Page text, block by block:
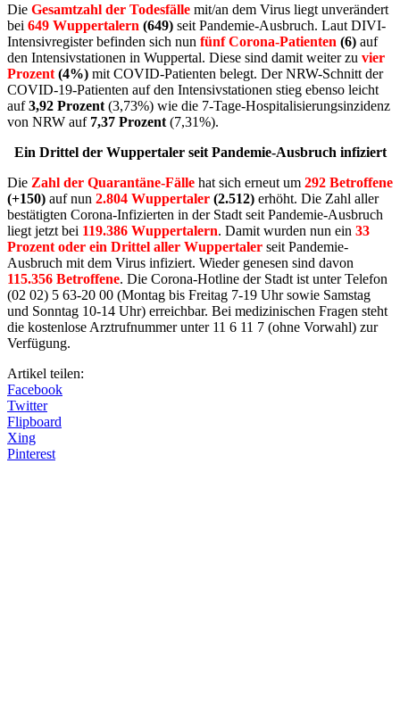
Die Gesamtzahl der Todesfälle mit/an dem Virus liegt unverändert
bei 649 Wuppertalern (649) seit Pandemie-Ausbruch. Laut DIVI-
Intensivregister befinden sich nun fünf Corona-Patienten (6) auf
den Intensivstationen in Wuppertal. Diese sind damit weiter zu vier
Prozent (4%) mit COVID-Patienten belegt. Der NRW-Schnitt der
COVID-19-Patienten auf den Intensivstationen stieg ebenso leicht
auf3,92 Prozent (3,73%) wie die 7-Tage-Hospitalisierungsinzidenz
von NRW auf 7,37 Prozent (7,31%).
Ein Drittel der Wuppertaler seit Pandemie-Ausbruch infiziert
Die Zahl der Quarantäne-Fälle hat sich erneut um 292 Betroffene
(+150) auf nun 2.804 Wuppertaler (2.512) erhöht. Die Zahl aller
bestätigten Corona-Infizierten in der Stadt seit Pandemie-Ausbruch
liegt jetzt bei 119.386 Wuppertalern. Damit wurden nun ein 33
Prozent oder ein Drittel aller Wuppertaler seit Pandemie-
Ausbruch mit dem Virus infiziert. Wieder genesen sind davon
115.356 Betroffene. Die Corona-Hotline der Stadt ist unter Telefon
(02 02) 5 63-20 00 (Montag bis Freitag 7-19 Uhr sowie Samstag
und Sonntag 10-14 Uhr) erreichbar. Bei medizinischen Fragen steht
die kostenlose Arztrufnummer unter 11 6 11 7 (ohne Vorwahl) zur
Verfügung.
Artikel teilen:
Facebook
Twitter
Flipboard
Xing
Pinterest